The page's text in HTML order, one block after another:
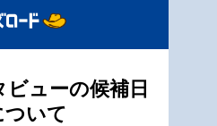
ューの候補日
ついて